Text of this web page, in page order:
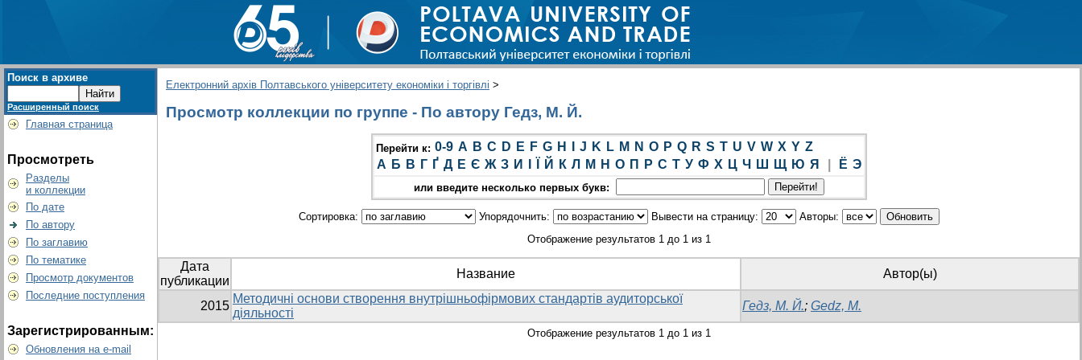
Поиск в архиве
Расширенный поиск
Главная страница
Просмотреть
Разделы
и коллекции
По дате
По автору
По заглавию
По тематике
Просмотр документов
Последние поступления
Зарегистрированным:
Обновления на e-mail
Електронний архів Полтавського університету економіки і торгівлі >
Просмотр коллекции по группе - По автору Гедз, М. Й.
Перейти к: 0-9 A B C D E F G H J K L M N O P Q R S T U V W X Y Z
А Б В Г Ґ Д Е Є Ж З И Й К Л М Н О П Р С Т У Ф Х Ц Ч Ш Щ Ю Я Ё Э
или введите несколько первых букв:
Сортировка: Упорядочнить: Вывести на страницу:
Авторы:
Отображение результатов 1 до 1 из 1
Дата
публикации
Название Автор(ы)
2015
Методичні основи створення внутрішньофірмових стандартів аудиторської
діяльності
Гедз, М. Й.; Gedz, M.
Отображение результатов 1 до 1 из 1